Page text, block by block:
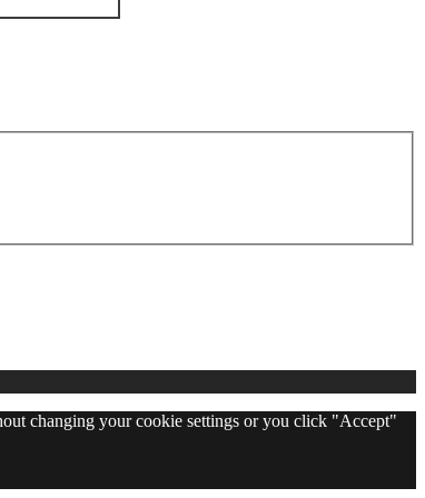
changing your cookie settings or you click "Accept"